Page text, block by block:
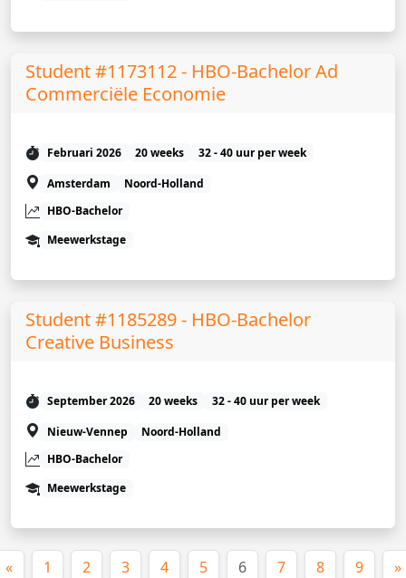
Student #1173112 - HBO-Bachelor Ad
Commerciële Economie
Februari 2026 20 weeks
32 - 40 uur per week
Amsterdam
Noord-Holland
HBO-Bachelor
Meewerkstage
Student #1185289 - HBO-Bachelor
Creative Business
September 2026 20 weeks
32 - 40 uur per week
Nieuw-Vennep
Noord-Holland
HBO-Bachelor
Meewerkstage
« 1 2 3 4 5 6(huidige)
7 8 9 »